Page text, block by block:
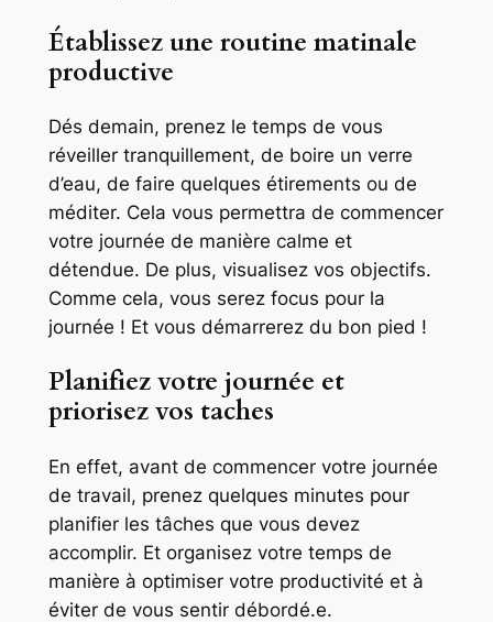
Établissez une routine matinale
productive
Dés demain, prenez le temps de vous
réveiller tranquillement, de boire un verre
d’eau, de faire quelques étirements ou de
méditer. Cela vous permettra de commencer
votre journée de manière calme et
détendue. De plus, visualisez vos objectifs.
Comme cela, vous serez focus pour la
journée ! Et vous démarrerez du bon pied !
Planifiez votre journée et
priorisez vos taches
En effet, avant de commencer votre journée
de travail, prenez quelques minutes pour
planifier les tâches que vous devez
accomplir. Et organisez votre temps de
manière à optimiser votre productivité et à
éviter de vous sentir débordé.e.